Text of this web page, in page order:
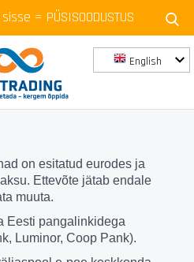
= PÜSISOODUSTUS
English
on esitatud eurodes ja
Ettevõte jätab endale
muuta.
Eesti pangalinkidega
Luminor, Coop Pank).